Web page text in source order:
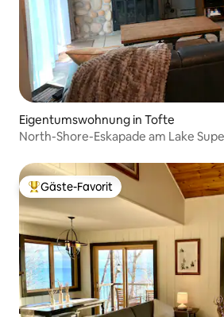
Eigentumswohnung in Tofte
North-Shore-Eskapade am Lake
Beliebter Gäste-Favorit.
Gäste-Favorit